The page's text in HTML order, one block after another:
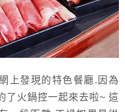
上發現的特色餐廳.因為
了火鍋控一起來去啦~ 這